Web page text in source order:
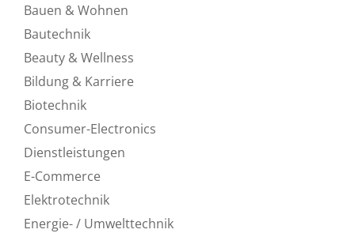
Bauen & Wohnen
Bautechnik
Beauty & Wellness
Bildung & Karriere
Biotechnik
Consumer-Electronics
Dienstleistungen
E-Commerce
Elektrotechnik
Energie- / Umwelttechnik